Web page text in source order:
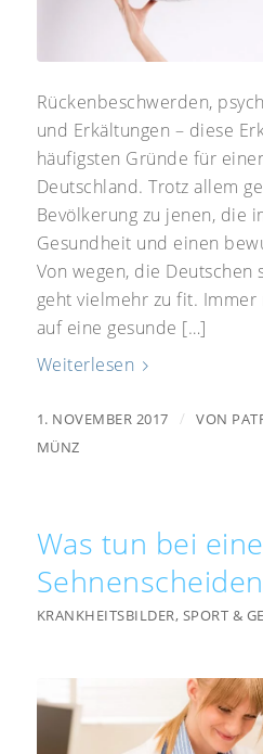
Rückenbeschwerden,
und Erkältungen – diese
häufigsten Gründe für
Deutschland. Trotz allem
Bevölkerung zu jenen, die
Gesundheit und einen
Von wegen, die Deutschen
geht vielmehr zu fit.
auf eine gesunde […]
Weiterlesen
1. NOVEMBER 2017 / VON
MÜNZ
Was tun bei
KRANKHEITSBILDER, SPORT &